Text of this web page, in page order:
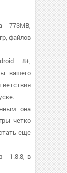
- 773MB,
файлов
8+,
вашего
она
четко
еще
- 1.8.8, в